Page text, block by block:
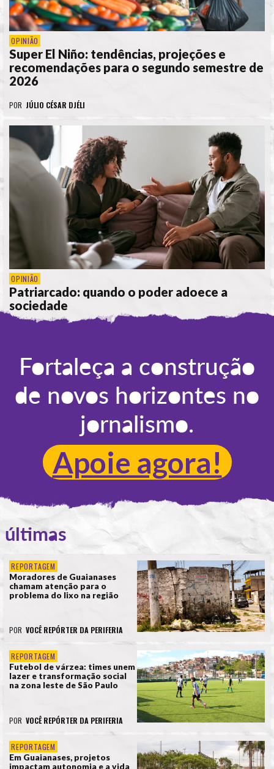
OPINIÃO
Super El Niño: tendências, projeções e
recomendações para o segundo semestre de
2026
POR JÚLIO CÉSAR DJÉLI
OPINIÃO
Patriarcado: quando o poder adoece a
sociedade
Fortaleça a construção
de novos horizontes no
jornalismo.
Apoie agora!
últimas
REPORTAGEM
Moradores de Guaianases
chamam atenção para o
problema do lixo na região
POR VOCÊ REPÓRTER DA PERIFERIA
REPORTAGEM
Futebol de várzea: times unem
lazer e transformação social
na zona leste de São Paulo
POR VOCÊ REPÓRTER DA PERIFERIA
REPORTAGEM
Em Guaianases, projetos
impactam autonomia e a vida